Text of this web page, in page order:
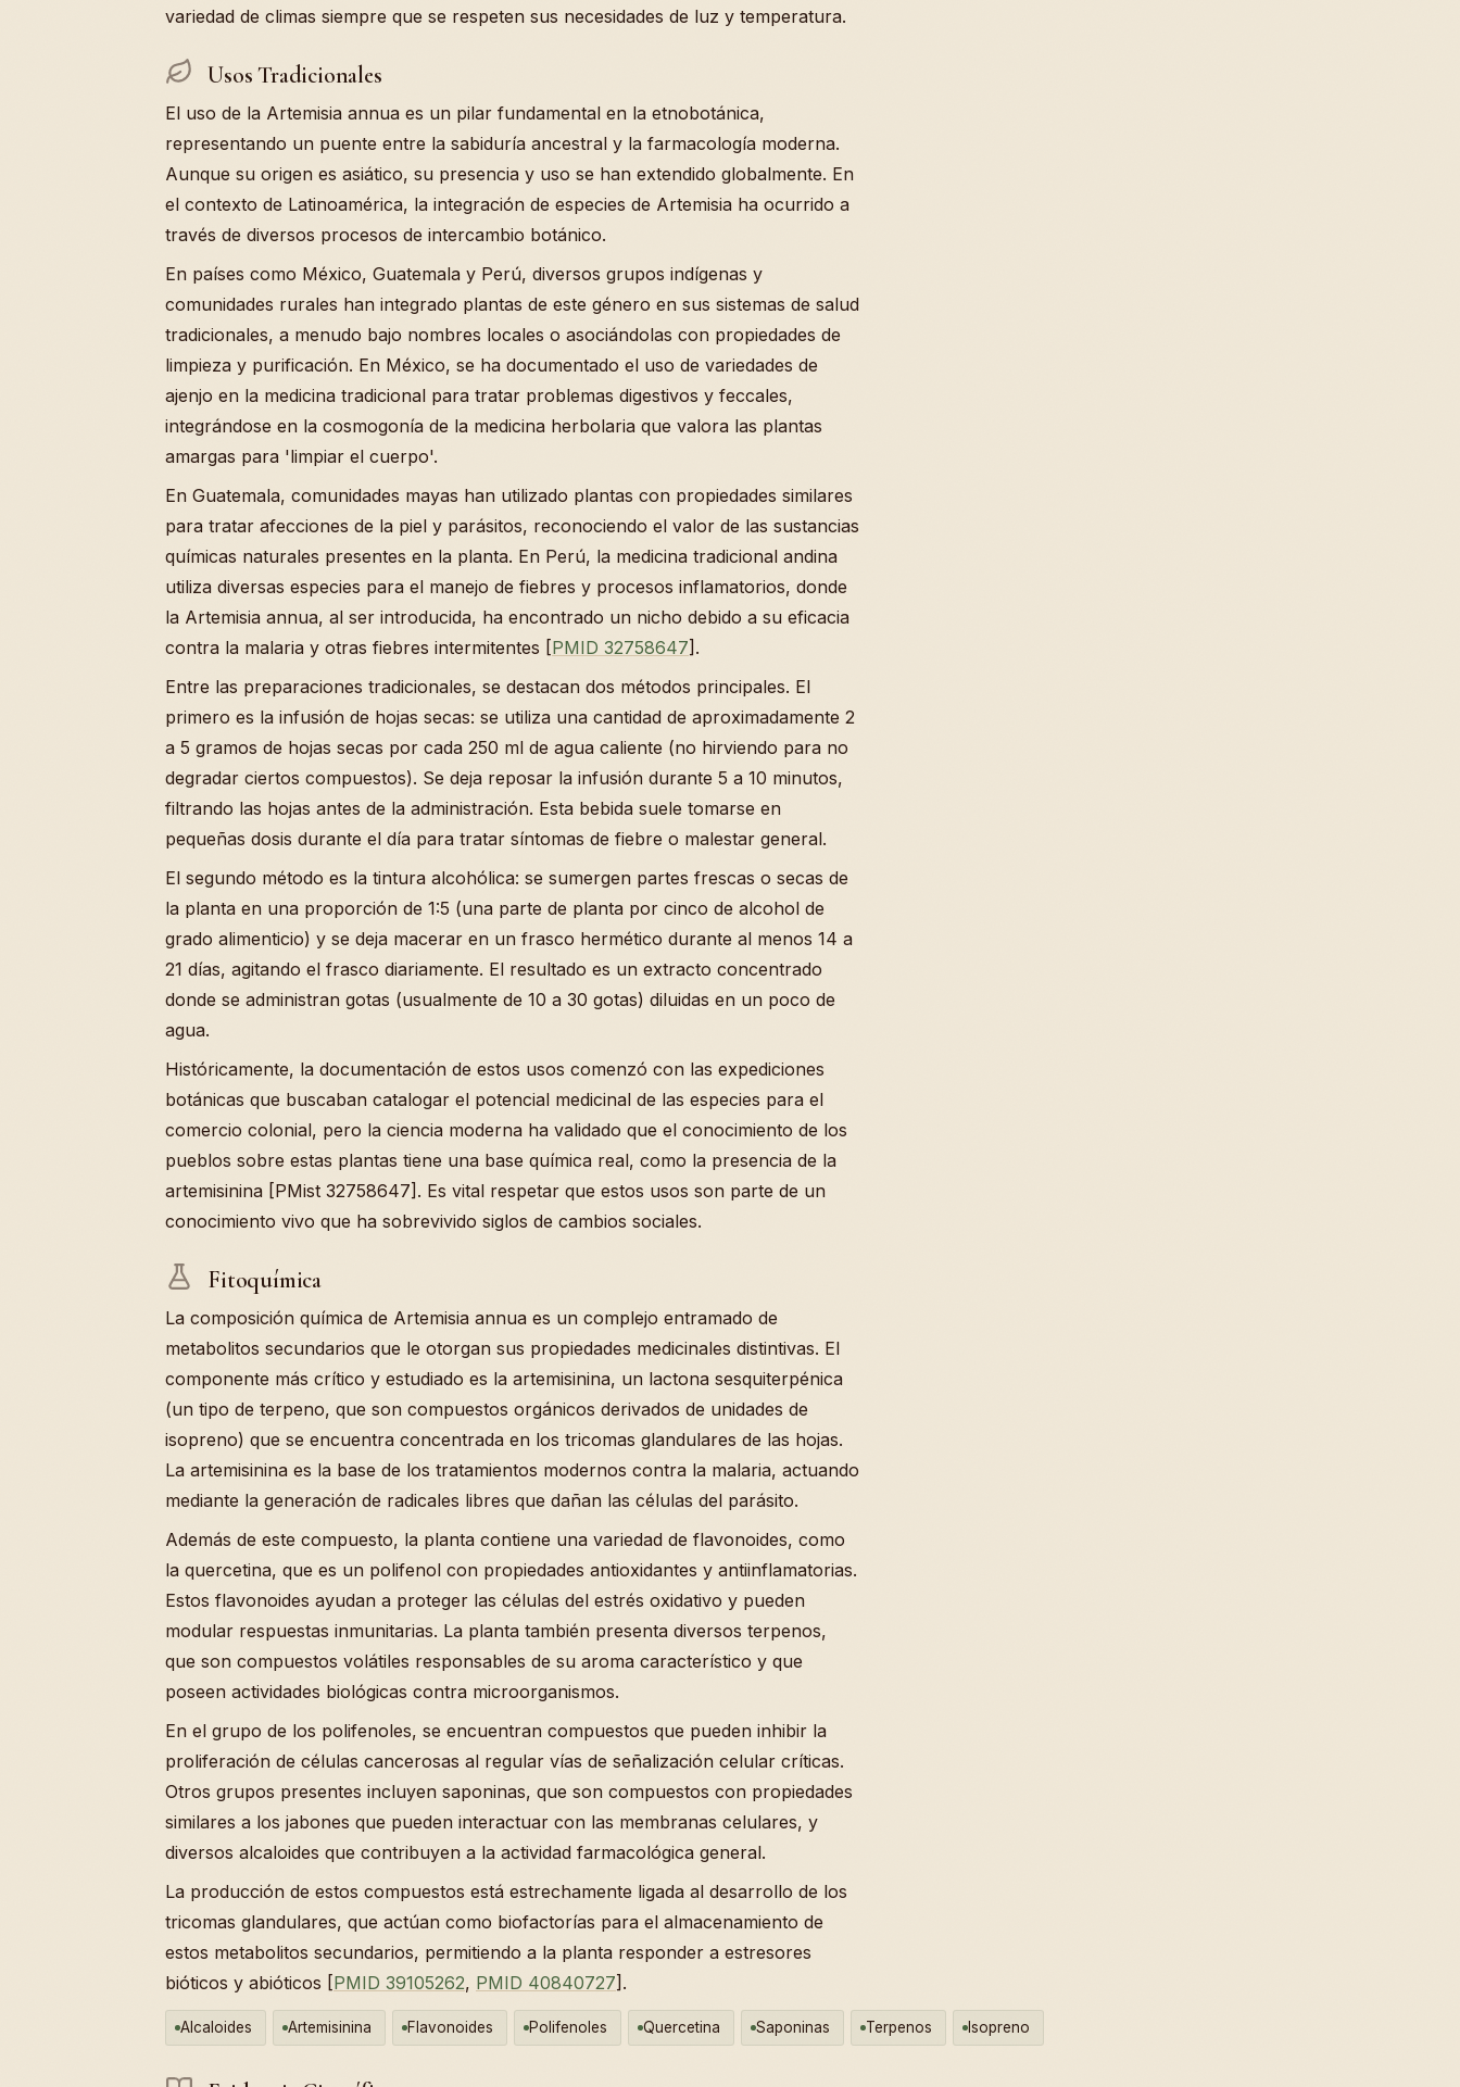
variedad de climas siempre que se respeten sus necesidades de luz y temperatura.
Usos Tradicionales
El uso de la Artemisia annua es un pilar fundamental en la etnobotánica,
representando un puente entre la sabiduría ancestral y la farmacología moderna.
Aunque su origen es asiático, su presencia y uso se han extendido globalmente. En
el contexto de Latinoamérica, la integración de especies de Artemisia ha ocurrido a
través de diversos procesos de intercambio botánico.
En países como México, Guatemala y Perú, diversos grupos indígenas y
comunidades rurales han integrado plantas de este género en sus sistemas de salud
tradicionales, a menudo bajo nombres locales o asociándolas con propiedades de
limpieza y purificación. En México, se ha documentado el uso de variedades de
ajenjo en la medicina tradicional para tratar problemas digestivos y feccales,
integrándose en la cosmogonía de la medicina herbolaria que valora las plantas
amargas para 'limpiar el cuerpo'.
En Guatemala, comunidades mayas han utilizado plantas con propiedades similares
para tratar afecciones de la piel y parásitos, reconociendo el valor de las sustancias
químicas naturales presentes en la planta. En Perú, la medicina tradicional andina
utiliza diversas especies para el manejo de fiebres y procesos inflamatorios, donde
la Artemisia annua, al ser introducida, ha encontrado un nicho debido a su eficacia
contra la malaria y otras fiebres intermitentes [PMID 32758647].
Entre las preparaciones tradicionales, se destacan dos métodos principales. El
primero es la infusión de hojas secas: se utiliza una cantidad de aproximadamente 2
a 5 gramos de hojas secas por cada 250 ml de agua caliente (no hirviendo para no
degradar ciertos compuestos). Se deja reposar la infusión durante 5 a 10 minutos,
filtrando las hojas antes de la administración. Esta bebida suele tomarse en
pequeñas dosis durante el día para tratar síntomas de fiebre o malestar general.
El segundo método es la tintura alcohólica: se sumergen partes frescas o secas de
la planta en una proporción de 1:5 (una parte de planta por cinco de alcohol de
grado alimenticio) y se deja macerar en un frasco hermético durante al menos 14 a
21 días, agitando el frasco diariamente. El resultado es un extracto concentrado
donde se administran gotas (usualmente de 10 a 30 gotas) diluidas en un poco de
agua.
Históricamente, la documentación de estos usos comenzó con las expediciones
botánicas que buscaban catalogar el potencial medicinal de las especies para el
comercio colonial, pero la ciencia moderna ha validado que el conocimiento de los
pueblos sobre estas plantas tiene una base química real, como la presencia de la
artemisinina [PMist 32758647]. Es vital respetar que estos usos son parte de un
conocimiento vivo que ha sobrevivido siglos de cambios sociales.
Fitoquímica
La composición química de Artemisia annua es un complejo entramado de
metabolitos secundarios que le otorgan sus propiedades medicinales distintivas. El
componente más crítico y estudiado es la artemisinina, un lactona sesquiterpénica
(un tipo de terpeno, que son compuestos orgánicos derivados de unidades de
isopreno) que se encuentra concentrada en los tricomas glandulares de las hojas.
La artemisinina es la base de los tratamientos modernos contra la malaria, actuando
mediante la generación de radicales libres que dañan las células del parásito.
Además de este compuesto, la planta contiene una variedad de flavonoides, como
la quercetina, que es un polifenol con propiedades antioxidantes y antiinflamatorias.
Estos flavonoides ayudan a proteger las células del estrés oxidativo y pueden
modular respuestas inmunitarias. La planta también presenta diversos terpenos,
que son compuestos volátiles responsables de su aroma característico y que
poseen actividades biológicas contra microorganismos.
En el grupo de los polifenoles, se encuentran compuestos que pueden inhibir la
proliferación de células cancerosas al regular vías de señalización celular críticas.
Otros grupos presentes incluyen saponinas, que son compuestos con propiedades
similares a los jabones que pueden interactuar con las membranas celulares, y
diversos alcaloides que contribuyen a la actividad farmacológica general.
La producción de estos compuestos está estrechamente ligada al desarrollo de los
tricomas glandulares, que actúan como biofactorías para el almacenamiento de
estos metabolitos secundarios, permitiendo a la planta responder a estresores
bióticos y abióticos [PMID 39105262, PMID 40840727].
Alcaloides Artemisinina Flavonoides Polifenoles Quercetina Saponinas Terpenos Isopreno